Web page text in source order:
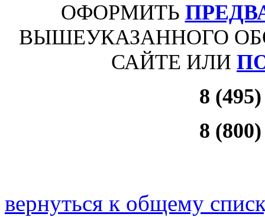
ОФОРМИТЬ
ВЫШЕУКАЗАННОГО
САЙТЕ ИЛИ
8
8
вернуться к общему